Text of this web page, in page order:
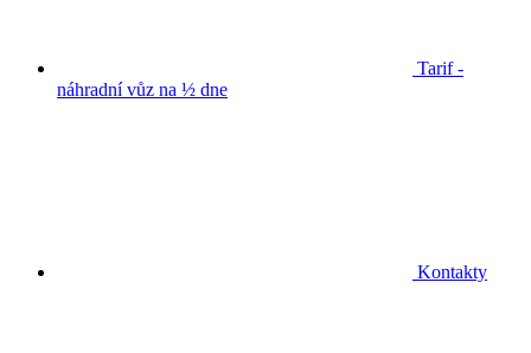
Tarif -
náhradní vůz na ½ dne
Kontakty